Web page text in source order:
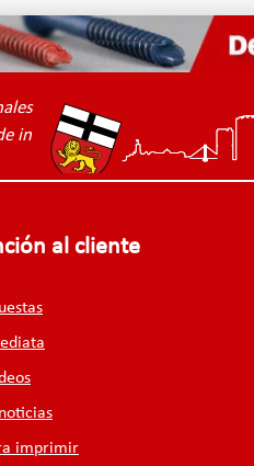
in
al cliente
imprimir